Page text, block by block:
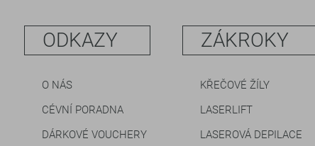
ODKAZY
O NÁS
CÉVNÍ PORADNA
DÁRKOVÉ VOUCHERY
ZÁKROKY
KŘEČOVÉ ŽÍLY
LASERLIFT
LASEROVÁ DEPILACE